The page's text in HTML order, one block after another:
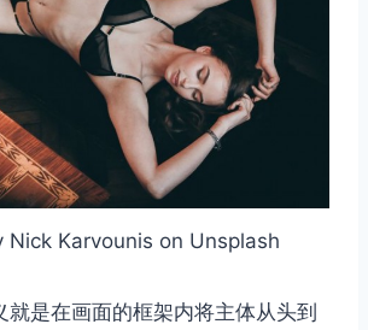
Nick Karvounis on Unsplash
就是在画面的框架内将主体从头到